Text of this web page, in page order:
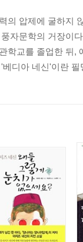
의 압제에 굴하지
풍자문학의 거장이
학교를 졸업한 뒤,
'베디아 네신'이란